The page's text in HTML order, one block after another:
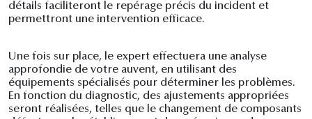
détails faciliteront le repérage précis du incident et
permettront une intervention efficace.
Une fois sur place, le expert effectuera une analyse
approfondie de votre auvent, en utilisant des
équipements spécialisés pour déterminer les problèmes.
En fonction du diagnostic, des ajustements appropriées
seront réalisées, telles que le changement de composants